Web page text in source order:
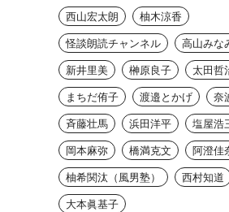
西山宏太朗
柚木涼香
怪談朗読チャンネル
高山みな
新井里美
榊原良子
太田哲
まちだ侑子
渡邉とかげ
奈
斉藤壮馬
浜田洋平
塩屋浩
岡本麻弥
橋満克文
阿澄佳
柚希関汰（風男塾）
西村知道
大本眞基子